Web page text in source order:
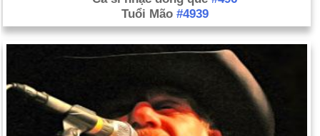
Tuổi Mão #4939